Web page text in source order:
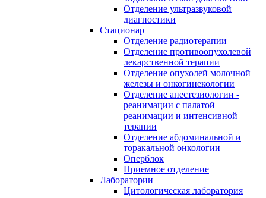
Отделение ультразвуковой
диагностики
Стационар
Отделение радиотерапии
Отделение противоопухолевой
лекарственной терапии
Отделение опухолей молочной
железы и онкогинекологии
Отделение анестезиологии -
реанимации с палатой
реанимации и интенсивной
терапии
Отделение абдоминальной и
торакальной онкологии
Оперблок
Приемное отделение
Лаборатории
Цитологическая лаборатория